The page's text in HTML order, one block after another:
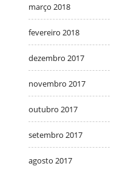
março 2018
fevereiro 2018
dezembro 2017
novembro 2017
outubro 2017
setembro 2017
agosto 2017